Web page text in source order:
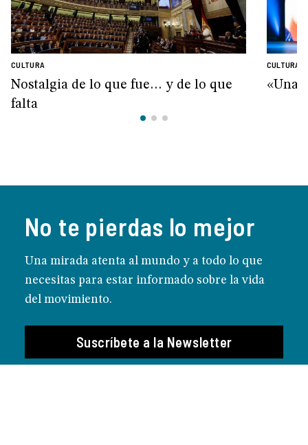
CULTURA
Nostalgia de lo que fue… y de lo que
falta
CULTURA
«Una
No te pierdas lo mejor
Una mirada atenta al mundo y a todo lo que
necesitas para estar informado sobre la vida
del movimiento.
Suscríbete a la Newsletter